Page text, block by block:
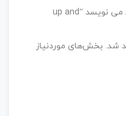
اولین کسی باشید که دیدگاهی می نویسد “up and
بخش‌های موردنیاز